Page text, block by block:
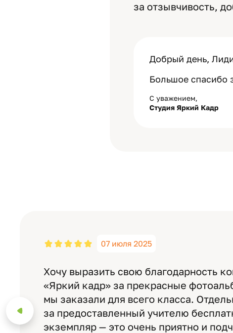
за отзывчивость,
Добрый день,
Большое спасибо
С уважением,
Студия Яркий Кадр
07 июля 2025
Хочу выразить свою благодарность
«Яркий кадр» за прекрасные
мы заказали для всего класса.
за предоставленный учителю
экземпляр — это очень приятно и